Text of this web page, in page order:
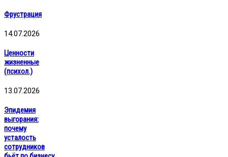
Фрустрация
14.07.2026
Ценности
жизненные
(психол.)
13.07.2026
Эпидемия
выгорания:
почему
усталость
сотрудников